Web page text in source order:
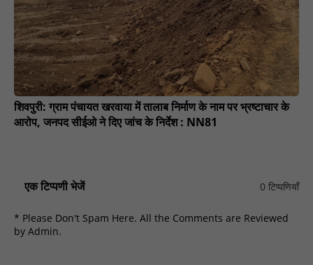
शिवपुरी: ग्राम पंचायत खरवाया में तालाब निर्माण के नाम पर भ्रष्टाचार के
आरोप, जनपद सीईओ ने दिए जांच के निर्देश : NN81
एक टिप्पणी भेजें 0 टिप्पणियाँ
* Please Don't Spam Here. All the Comments are Reviewed
by Admin.